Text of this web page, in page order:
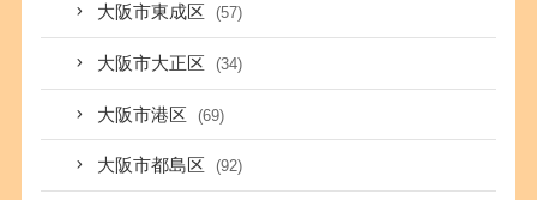
大阪市東成区 (57)
大阪市大正区 (34)
大阪市港区 (69)
大阪市都島区 (92)